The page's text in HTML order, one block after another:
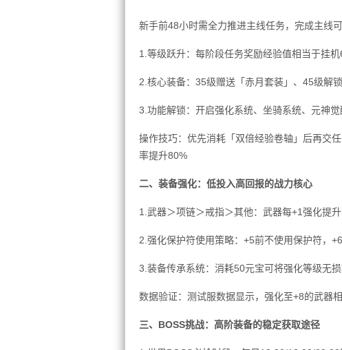
新手前48小时需全力推进主线任务，完成主线可
1.等级跃升：每阶段任务奖励经验值相当于挂
2.核心装备：35级赠送「赤月套装」、45级解
3.功能解锁：开启强化系统、坐骑系统、元神
操作技巧：优先消耗「双倍经验卷轴」后再交
率提升80%
二、装备强化：低投入高回报的战力核心
1.武器＞项链＞戒指＞其他：武器每+1强化提
2.强化保护符使用策略：+5前不使用保护符，
3.装备传承系统：消耗50元宝可将强化等级无
数据验证：测试服数据显示，强化至+8的武器
三、BOSS挑战：高阶装备的稳定获取途径